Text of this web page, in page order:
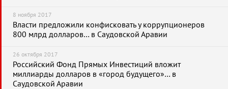
8 ноября 2017
Власти предложили конфисковать у коррупционеров
800 млрд долларов… в Саудовской Аравии
26 октября 2017
Российский Фонд Прямых Инвестиций вложит
миллиарды долларов в «город будущего»… в
Саудовской Аравии